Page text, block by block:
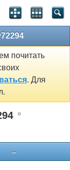
почитать
. Для
...